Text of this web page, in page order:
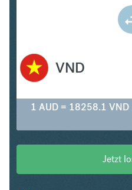
VND
1 AUD = 18258.1 VND
Jetzt